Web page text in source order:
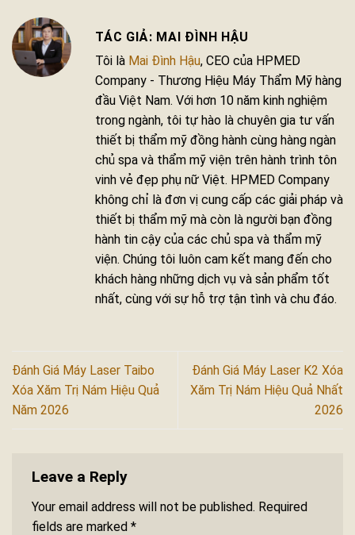
MAI ĐÌNH HẬU
Tôi là Mai Đình Hậu, CEO của HPMED
Company - Thương Hiệu Máy Thẩm Mỹ hàng
đầu Việt Nam. Với hơn 10 năm kinh nghiệm
trong ngành, tôi tự hào là chuyên gia tư vấn
thiết bị thẩm mỹ đồng hành cùng hàng ngàn
chủ spa và thẩm mỹ viện trên hành trình tôn
vinh vẻ đẹp phụ nữ Việt. HPMED Company
không chỉ là đơn vị cung cấp các giải pháp và
thiết bị thẩm mỹ mà còn là người bạn đồng
hành tin cậy của các chủ spa và thẩm mỹ
viện. Chúng tôi luôn cam kết mang đến cho
khách hàng những dịch vụ và sản phẩm tốt
nhất, cùng với sự hỗ trợ tận tình và chu đáo.
Đánh Giá Máy Laser Taibo
Xóa Xăm Trị Nám Hiệu Quả
Năm 2026
Đánh Giá Máy Laser K2 Xóa
Xăm Trị Nám Hiệu Quả Nhất
2026
Leave a Reply
Your email address will not be published. Required
fields are marked *